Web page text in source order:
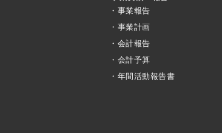
・事業報告
・事業計画
・会計報告
・会計予算
・年間活動報告書